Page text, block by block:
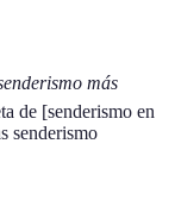
más
de [senderismo en
senderismo